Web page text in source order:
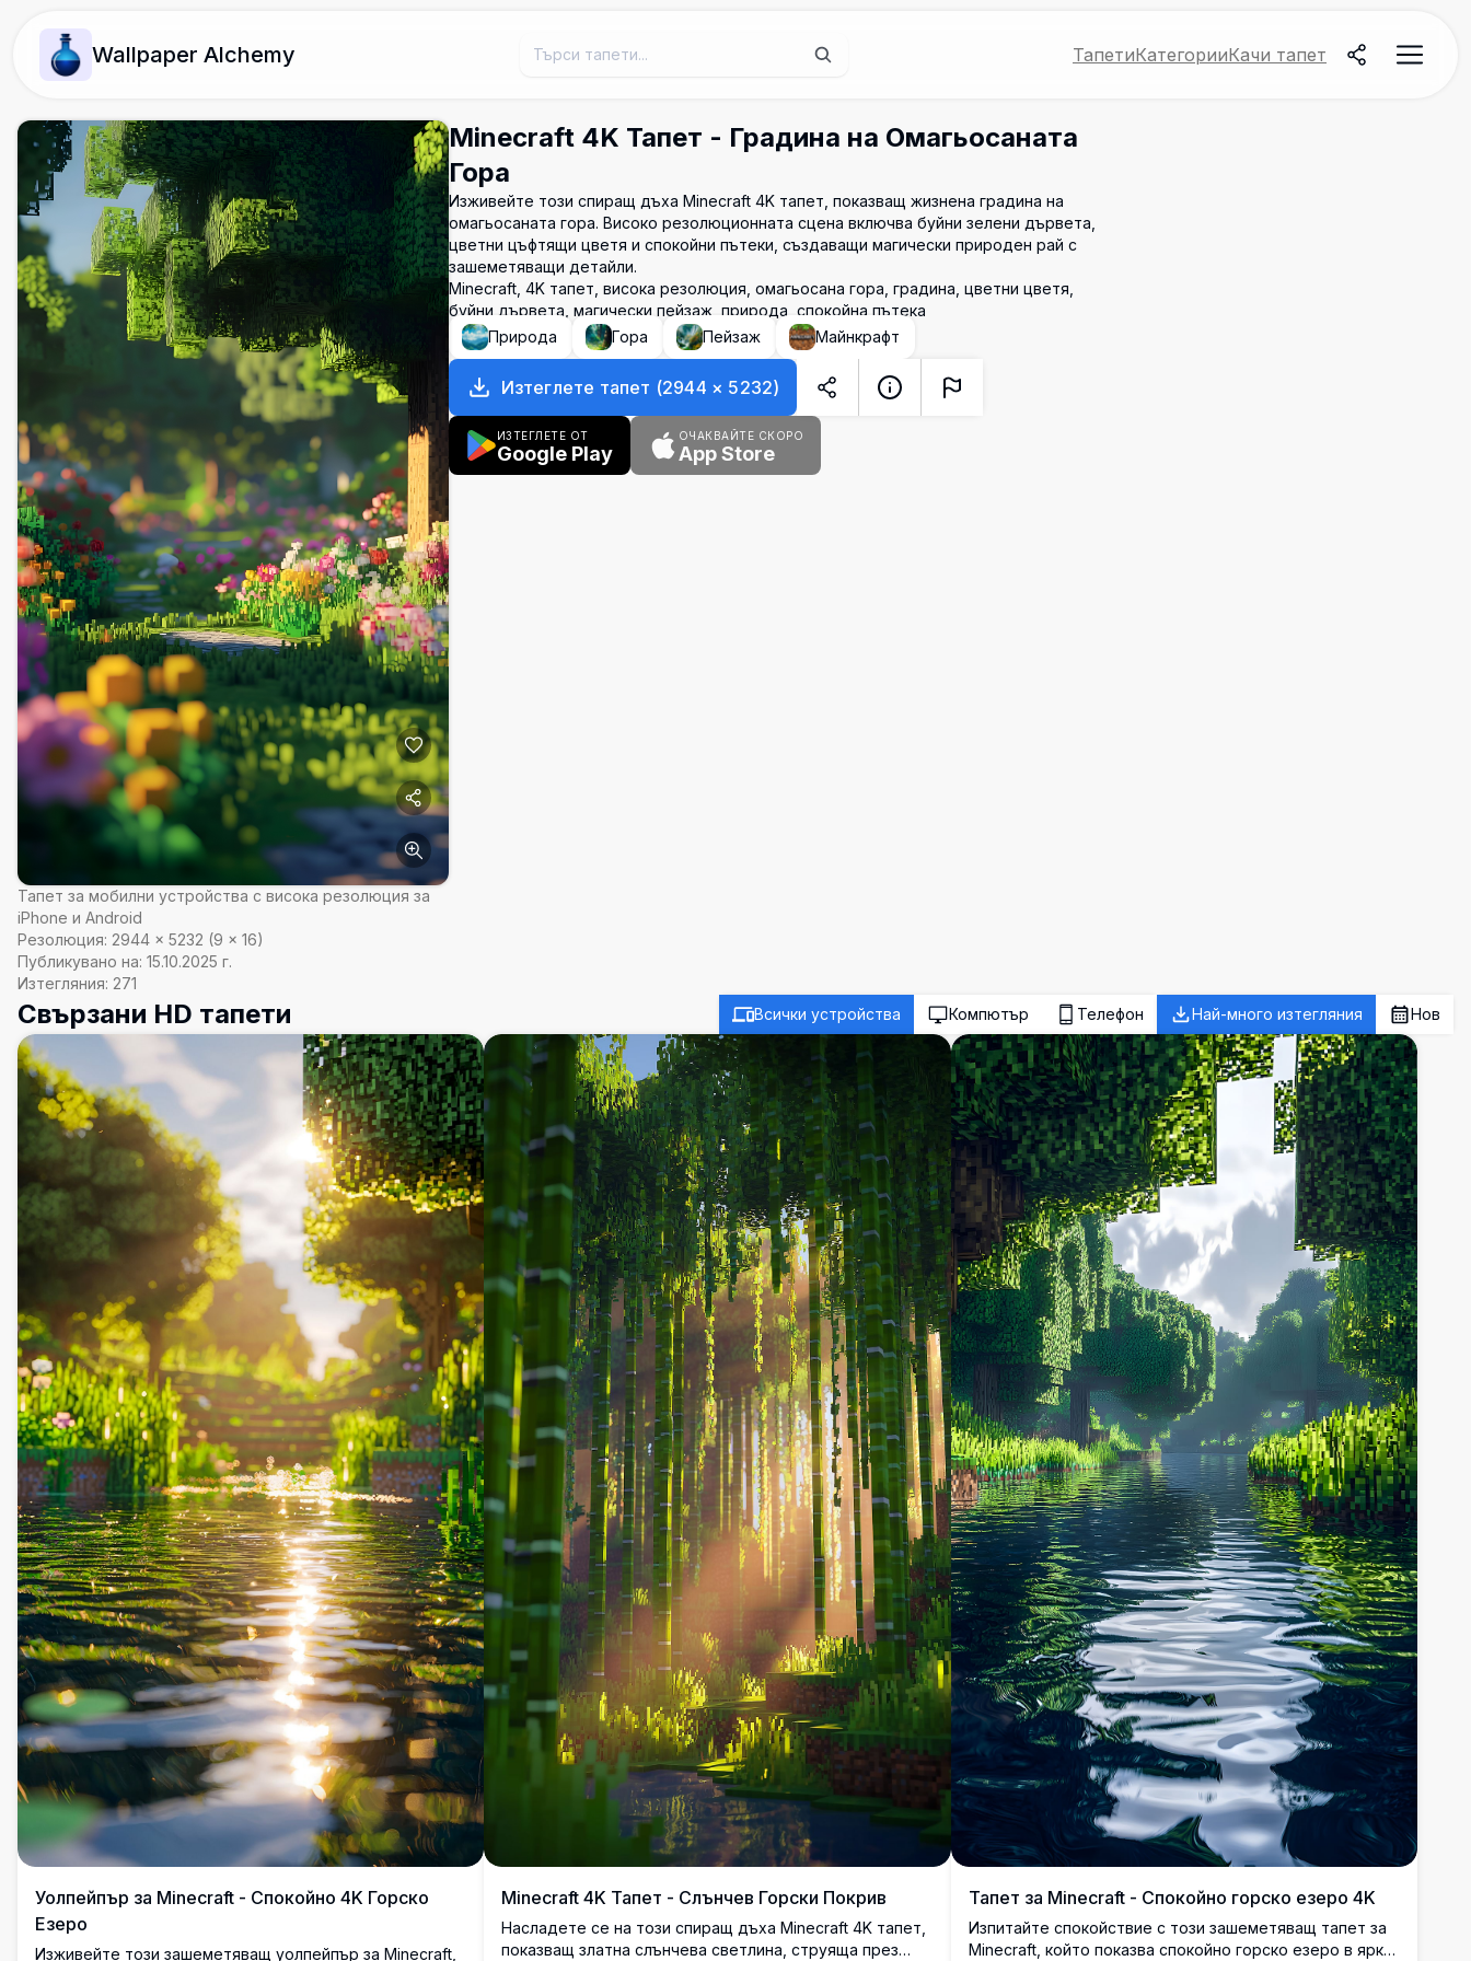
Wallpaper Alchemy ТапетиКатегорииКачи тапет
Тапет за мобилни устройства с висока резолюция за
iPhone и Android
Резолюция: 2944 × 5232 (9 × 16)
Публикувано на: 15.10.2025 г.
Изтегляния: 271
Minecraft 4K Тапет - Градина на Омагьосаната
Гора
Изживейте този спиращ дъха Minecraft 4K тапет, показващ жизнена градина на
омагьосаната гора. Високо резолюционната сцена включва буйни зелени дървета,
цветни цъфтящи цветя и спокойни пътеки, създаващи магически природен рай с
зашеметяващи детайли.
Minecraft, 4K тапет, висока резолюция, омагьосана гора, градина, цветни цветя,
буйни дървета, магически пейзаж, природа, спокойна пътека
Природа
Гора Пейзаж Майнкрафт
Изтеглете тапет (2944 × 5232)
ИЗТЕГЛЕТЕ ОТ
Google Play
ОЧАКВАЙТЕ СКОРО
App Store
Свързани HD тапети Всички устройства Компютър Телефон Най-много изтегляния Нов
Уолпейпър за Minecraft - Спокойно 4K Горско
Езеро
Изживейте този зашеметяващ уолпейпър за Minecraft,
Minecraft 4K Тапет - Слънчев Горски Покрив
Насладете се на този спиращ дъха Minecraft 4K тапет,
показващ златна слънчева светлина, струяща през
Тапет за Minecraft - Спокойно горско езеро 4K
Изпитайте спокойствие с този зашеметяващ тапет за
Minecraft, който показва спокойно горско езеро в ярка